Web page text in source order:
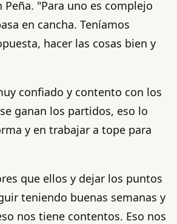
"Para uno es complejo
en cancha. Teníamos
hacer las cosas bien y
confiado y contento con los
ganan los partidos, eso lo
y en trabajar a tope para
que ellos y dejar los puntos
teniendo buenas semanas y
nos tiene contentos. Eso nos